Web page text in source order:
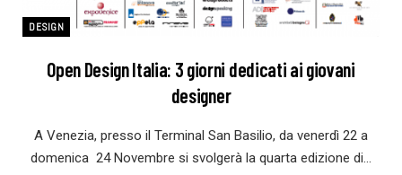
DESIGN
Open Design Italia: 3 giorni dedicati ai giovani
designer
A Venezia, presso il Terminal San Basilio, da venerdì 22 a
domenica 24 Novembre si svolgerà la quarta edizione di…